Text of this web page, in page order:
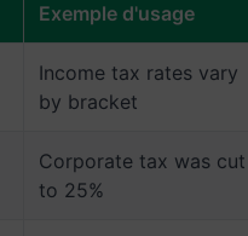
Exemple d'usage
Income tax rates vary
by bracket
Corporate tax was cut
to 25%